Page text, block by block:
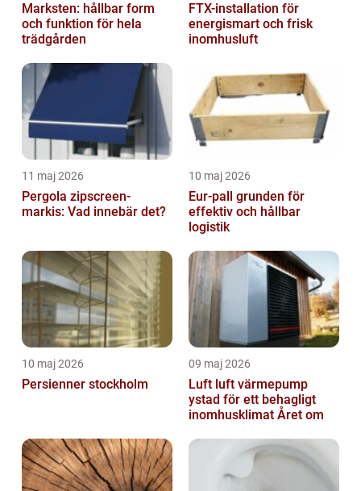
Marksten: hållbar form
och funktion för hela
trädgården
FTX-installation för
energismart och frisk
inomhusluft
11 maj 2026
Pergola zipscreen-
markis: Vad innebär det?
10 maj 2026
Eur-pall grunden för
effektiv och hållbar
logistik
10 maj 2026
Persienner stockholm
09 maj 2026
Luft luft värmepump
ystad för ett behagligt
inomhusklimat Året om